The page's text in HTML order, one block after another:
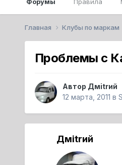
Главная Клубы по маркам
Проблемы с
Автор Дмitrий
12 марта, 2011 в
Дмitrий